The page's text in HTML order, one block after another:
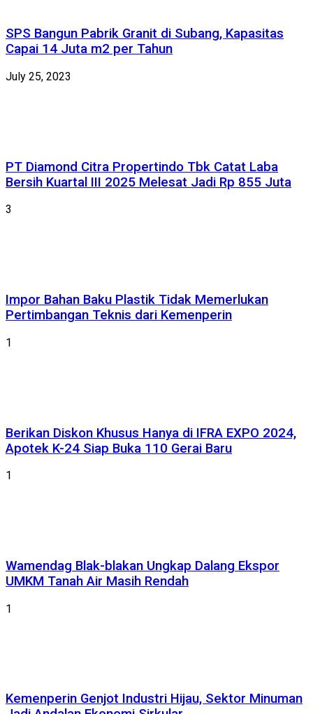
SPS Bangun Pabrik Granit di Subang, Kapasitas
Capai 14 Juta m2 per Tahun
July 25, 2023
PT Diamond Citra Propertindo Tbk Catat Laba
Bersih Kuartal III 2025 Melesat Jadi Rp 855 Juta
3
Impor Bahan Baku Plastik Tidak Memerlukan
Pertimbangan Teknis dari Kemenperin
1
Berikan Diskon Khusus Hanya di IFRA EXPO 2024,
Apotek K-24 Siap Buka 110 Gerai Baru
1
Wamendag Blak-blakan Ungkap Dalang Ekspor
UMKM Tanah Air Masih Rendah
1
Kemenperin Genjot Industri Hijau, Sektor Minuman